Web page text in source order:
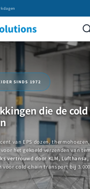
SINDS 1972
die de
van EPS dozen,
het gekoeld verzenden van
vertrouwd door KLM,
voor cold-chain transport bij